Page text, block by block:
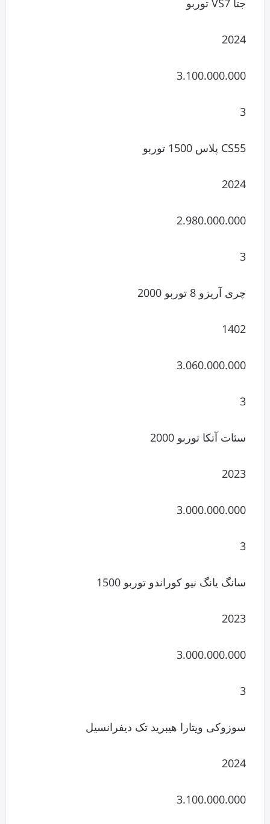
2024
3.100.000.000
3
CS55 پلاس 1500 توربو
2024
2.980.000.000
3
چری آریزو 8 توربو 2000
1402
3.060.000.000
3
سئات آتکا توربو 2000
2023
3.000.000.000
3
سانگ یانگ نیو کوراندو توربو 1500
2023
3.000.000.000
3
سوزوکی ویتارا هیبرید تک دیفرانسیل
2024
3.100.000.000